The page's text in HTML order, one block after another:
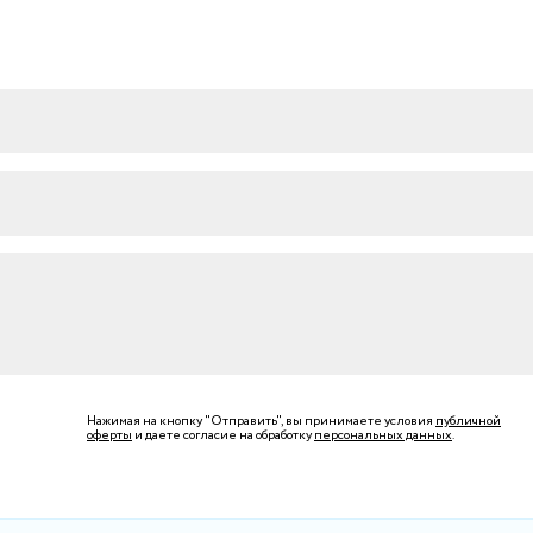
Нажимая на кнопку "Отправить", вы принимаете условия публичной
оферты и даете согласие на обработкуперсональных данных.